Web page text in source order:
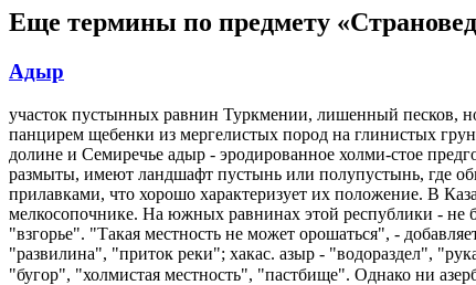
Еще термины по предмету
Адыр
участок пустынных равнин Туркмении, лишенный песков,
панцирем щебенки из мергелистых пород на глинистых
долине и Семиречье адыр - эродированное холми-стое
размыты, имеют ландшафт пустынь или полупустынь, где
прилавками, что хорошо характеризует их положение. В
мелкосопочнике. На южных равнинах этой республики - не
"взгорье". "Такая местность не может орошаться", -
"развилина", "приток реки"; хакас. азыр - "водораздел",
"бугор", "холмистая местность", "пастбище". Однако ни